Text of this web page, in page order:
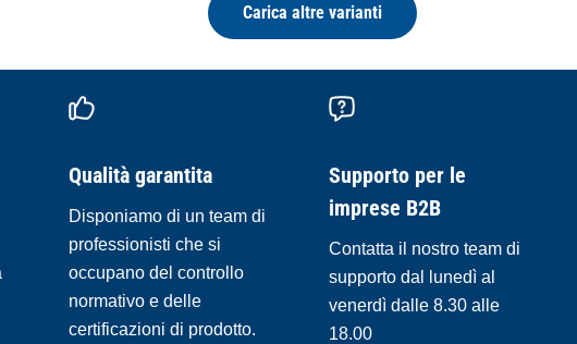
Carica altre varianti
Qualità garantita
Disponiamo di un team di
professionisti che si
occupano del controllo
normativo e delle
certificazioni di prodotto.
Supporto per le
imprese B2B
Contatta il nostro team di
supporto dal lunedì al
venerdì dalle 8.30 alle
18.00